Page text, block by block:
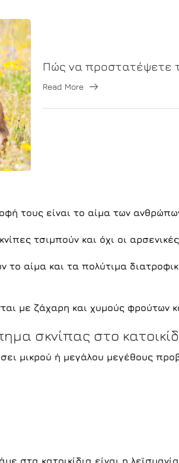
Πώς να προστατέψετε
Read More
τους είναι το αίμα των
τσιμπούν και όχι οι
το αίμα και τα πολύτιμα
με ζάχαρη και χυμούς φρούτων
σκνίπας στο
μικρού ή μεγάλου μεγέθους
στα κατοικίδια είναι η